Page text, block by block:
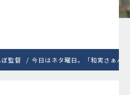
ぼ監督 今日はネタ曜日。「和実さぁん